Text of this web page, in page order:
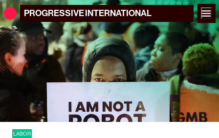
PROGRESSIVEINTERNATIONAL
LABOR